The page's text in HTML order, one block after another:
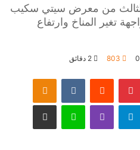
من معرض سيتي سكيب
تغير المناخ وارتفاع
0
803
بينتيريست
لاين